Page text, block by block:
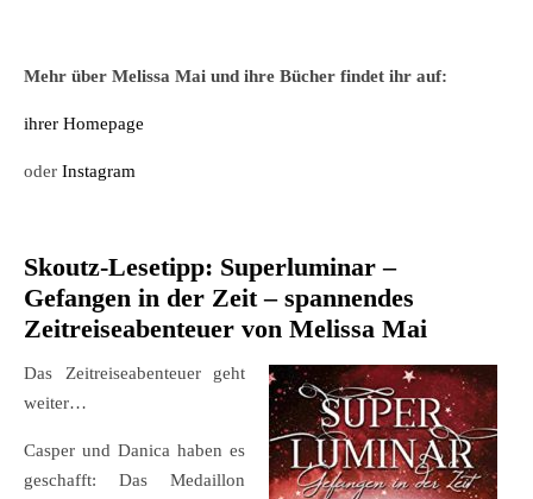
Mehr über Melissa Mai und ihre Bücher findet ihr auf:
ihrer Homepage
oder Instagram
Skoutz-Lesetipp: Superluminar –
Gefangen in der Zeit – spannendes
Zeitreiseabenteuer von Melissa Mai
Das Zeitreiseabenteuer geht
weiter…
Casper und Danica haben es
geschafft: Das Medaillon